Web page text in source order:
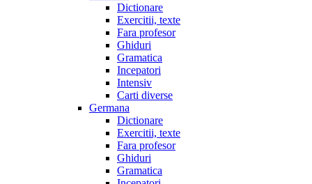
Dictionare
Exercitii, texte
Fara profesor
Ghiduri
Gramatica
Incepatori
Intensiv
Carti diverse
Germana
Dictionare
Exercitii, texte
Fara profesor
Ghiduri
Gramatica